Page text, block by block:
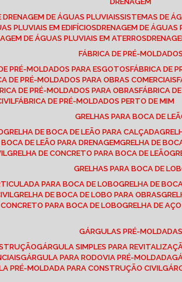
DRENAGEM DE ÁGUAS PLUVIAIS SISTEMAS DE
PLUVIAIS EM EDIFÍCIOS DRENAGEM DE
DE ÁGUAS PLUVIAIS EM ATERROS
FÁBRICA DE PRÉ-MOLDADOS
PRÉ-MOLDADOS PARA ESGOTOS FÁBRICA DE
DE PRÉ-MOLDADOS PARA OBRAS COMERCIAIS
DE PRÉ-MOLDADOS PARA OBRAS FÁBRICA
FÁBRICA DE PRÉ-MOLDADOS PERTO DE MIM
GRELHAS PARA BOCA DE
GRELHA DE BOCA DE LEÃO PARA CALÇADA
BOCA DE LEÃO PARA DRENAGEM GRELHA DE
GRELHA DE CONCRETO PARA BOCA DE LEÃO
GRELHAS PARA BOCA DE
PARA BOCA DE LOBO
GRELHA DE
GRELHA DE BOCA DE LOBO PARA OBRAS
CONCRETO PARA BOCA DE LOBO GRELHA DE
GÁRGULAS PRÉ-MOLDADAS
GÁRGULA SIMPLES PARA
GÁRGULA PARA RODOVIA PRÉ-MOLDADA
PRÉ-MOLDADA PARA CONSTRUÇÃO CIVIL